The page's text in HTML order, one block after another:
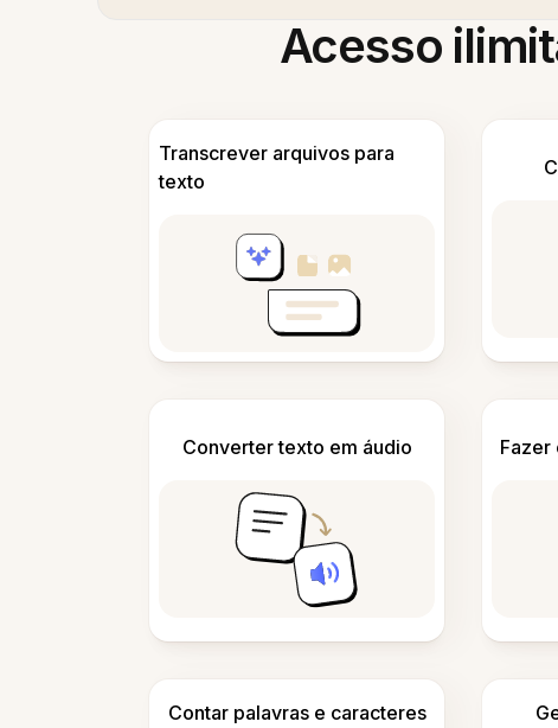
Acesso
Transcrever arquivos para
texto
Converter texto em áudio Fazer
Contar palavras e caracteres